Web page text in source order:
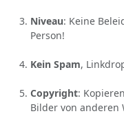
Niveau: Keine
Person!
Kein Spam,
Copyright:
Bilder von anderen